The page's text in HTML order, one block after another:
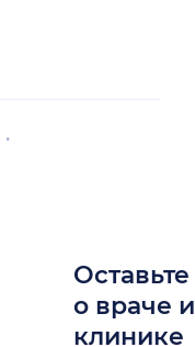
о враче
клинике